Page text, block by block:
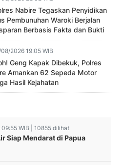
Nabire Tegaskan Penyidikan
Pembunuhan Waroki Berjalan
Berbasis Fakta dan Bukti
2026 19:05 WIB
Geng Kapak Dibekuk, Polres
Amankan 62 Sepeda Motor
Hasil Kejahatan
WIB | 10855 dilihat
Siap Mendarat di Papua